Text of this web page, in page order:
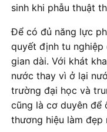
sinh khi phẫu thuật
Để có đủ năng lực
quyết định tu
gian dài. Với khát
nước thay vì ở lại
trường đại học và
cũng là cơ duyên để
thương hiệu làm đẹp